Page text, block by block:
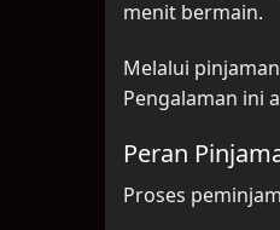
menit bermain.
Melalui
Pengalaman ini
Peran
Proses